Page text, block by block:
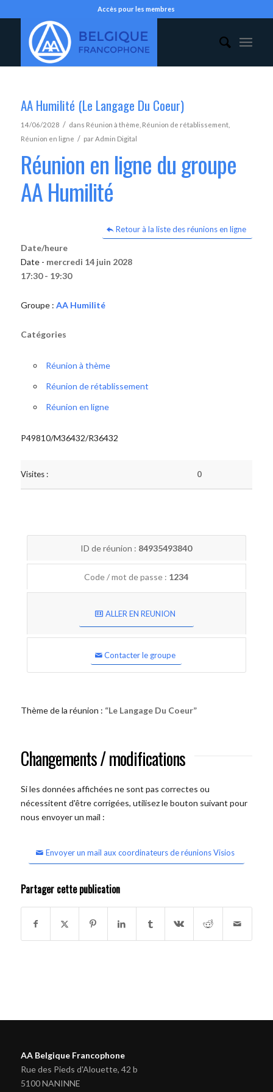
Accès pour les membres
AA Humilité (Le Langage Du Coeur)
14/06/2028 / dans Réunion à thème Réunion de rétablissement,
Réunion en ligne / parAdmin Digital
Réunion en ligne du groupe
AA Humilité
Retour à la liste des réunions en ligne
Date/heure
Date - mercredi 14 juin 2028
17:30 - 19:30
Groupe : AA Humilité
Catégories
Réunion à thème
Réunion de rétablissement
Réunion en ligne
P49810/M36432/R36432
Visites : 0
ID de réunion : 84935493840
Code / mot de passe : 1234
ALLER EN REUNION
Contacter le groupe
Thème de la réunion : “Le Langage Du Coeur”
Changements / modifications
Si les données affichées ne sont pas correctes ou
nécessitent d'être corrigées, utilisez le bouton suivant pour
nous envoyer un mail :
Envoyer un mail aux coordinateurs de réunions Visios
Partager cette publication
AA Belgique Francophone
Rue des Pieds d'Alouette, 42 b
5100 NANINNE